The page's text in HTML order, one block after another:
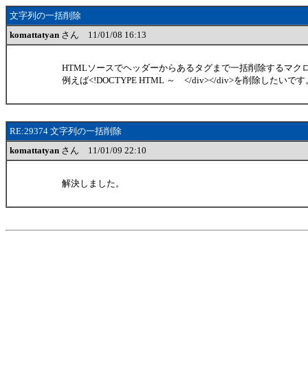
文字列の一括削除
komattatyan さん 11/01/08 16:13
HTMLソースでヘッダーからあるタグまで一括削除するマク
例えば<!DOCTYPE HTML ～ </div></div>を削除したいです
RE:29374 文字列の一括削除
komattatyan さん 11/01/09 22:10
解決しました。